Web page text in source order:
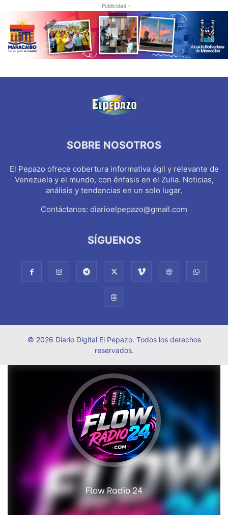
- Publicidad -
SOBRE NOSOTROS
El Pepazo ofrece cobertura informativa ágil y relevante de
Venezuela y el mundo, con énfasis en el Zulia. Noticias,
análisis y tendencias en un solo lugar.
Contáctanos: diarioelpepazo@gmail.com
SÍGUENOS
© 2026 Diario Digital El Pepazo. Todos los derechos
reservados.